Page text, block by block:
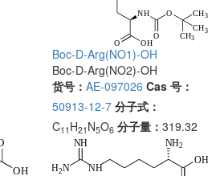
Boc-D-Arg(NO1)-OH
Boc-D-Arg(NO2)-OH
货号： AE-097026 Cas 号：
50913-12-7 分子式：
C11 H21 N5O6 分子量： 319.32